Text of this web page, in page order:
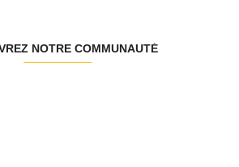
NOTRE COMMUNAUTÉ